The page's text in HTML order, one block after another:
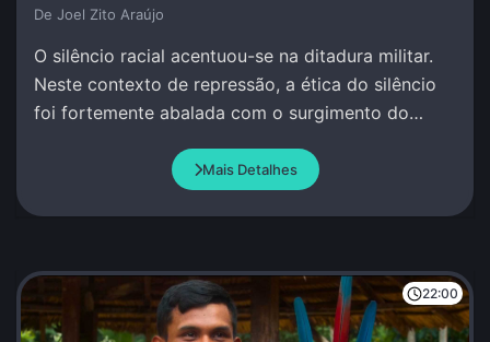
De Joel Zito Araújo
O silêncio racial acentuou-se na ditadura militar.
Neste contexto de repressão, a ética do silêncio
foi fortemente abalada com o surgimento do
Mais Detalhes
22:00